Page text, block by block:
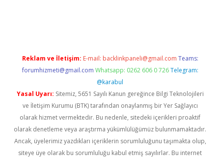
Reklam ve İletişim: E-mail: backlinkpaneli@gmail.com Teams:
forumhizmeti@gmail.com Whatsapp: 0262 606 0 726 Telegram:
@karabul
Yasal Uyarı: Sitemiz, 5651 Sayılı Kanun gereğince Bilgi Teknolojileri
ve İletişim Kurumu (BTK) tarafından onaylanmış bir Yer Sağlayıcı
olarak hizmet vermektedir. Bu nedenle, sitedeki içerikleri proaktif
olarak denetleme veya araştırma yükümlülüğümüz bulunmamaktadır.
Ancak, üyelerimiz yazdıkları içeriklerin sorumluluğunu taşımakta olup,
siteye üye olarak bu sorumluluğu kabul etmiş sayılırlar. Bu internet